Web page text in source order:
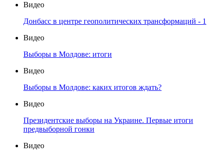
Видео
Донбасс в центре геополитических трансформаций - 1
Видео
Выборы в Молдове: итоги
Видео
Выборы в Молдове: каких итогов ждать?
Видео
Президентские выборы на Украине. Первые итоги
предвыборной гонки
Видео